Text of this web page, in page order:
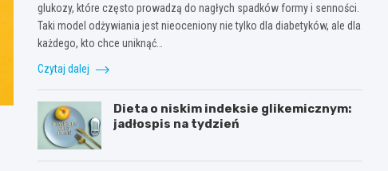
glukozy, które często prowadzą do nagłych spadków formy i senności.
Taki model odżywiania jest nieoceniony nie tylko dla diabetyków, ale dla
każdego, kto chce uniknąć…
Czytaj dalej
Dieta o niskim indeksie glikemicznym:
jadłospis na tydzień